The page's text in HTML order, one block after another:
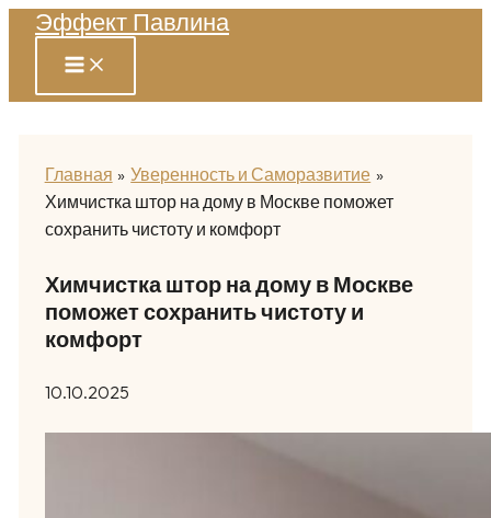
Перейти
содержимому
Эффект Павлина
Главная
Уверенность и Саморазвитие
Химчистка штор на дому в Москве поможет
сохранить чистоту и комфорт
Химчистка штор на дому в Москве
поможет сохранить чистоту и
комфорт
10.10.2025